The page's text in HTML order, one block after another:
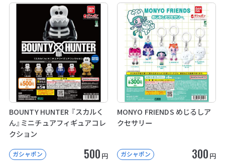
BOUNTY HUNTER 『スカルく
ん』ミニチュアフィギュアコレ
クション
ガシャポン 500 円
MONYO FRIENDS めじるしア
クセサリー
ガシャポン 300 円